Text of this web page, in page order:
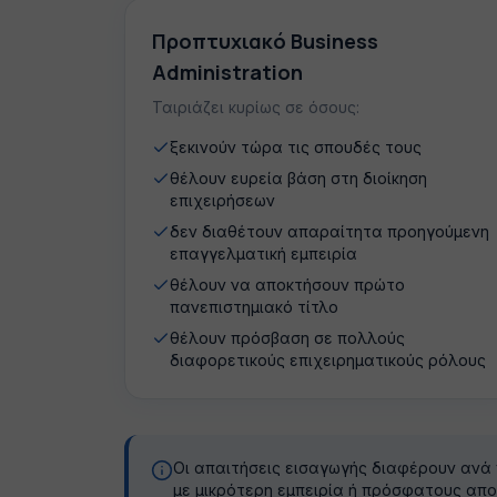
Προπτυχιακό Business
Administration
Ταιριάζει κυρίως σε όσους:
ξεκινούν τώρα τις σπουδές τους
θέλουν ευρεία βάση στη διοίκηση
επιχειρήσεων
δεν διαθέτουν απαραίτητα προηγούμενη
επαγγελματική εμπειρία
θέλουν να αποκτήσουν πρώτο
πανεπιστημιακό τίτλο
θέλουν πρόσβαση σε πολλούς
διαφορετικούς επιχειρηματικούς ρόλους
Οι απαιτήσεις εισαγωγής διαφέρουν
με μικρότερη εμπειρία ή πρόσφατους